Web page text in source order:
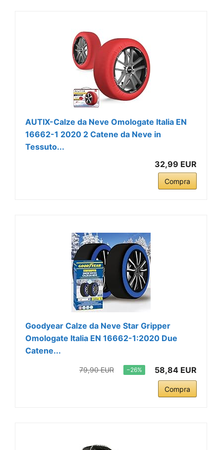
AUTIX-Calze da Neve Omologate Italia EN
16662-1 2020 2 Catene da Neve in
Tessuto...
32,99 EUR
Compra
Goodyear Calze da Neve Star Gripper
Omologate Italia EN 16662-1:2020 Due
Catene...
79,90 EUR −26% 58,84 EUR
Compra